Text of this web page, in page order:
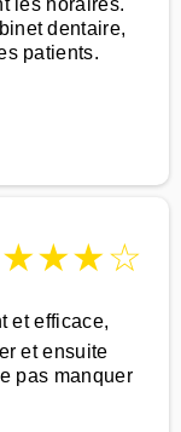
les horaires.
dentaire,
patients.
★★★☆
et efficace,
et ensuite
pas manquer